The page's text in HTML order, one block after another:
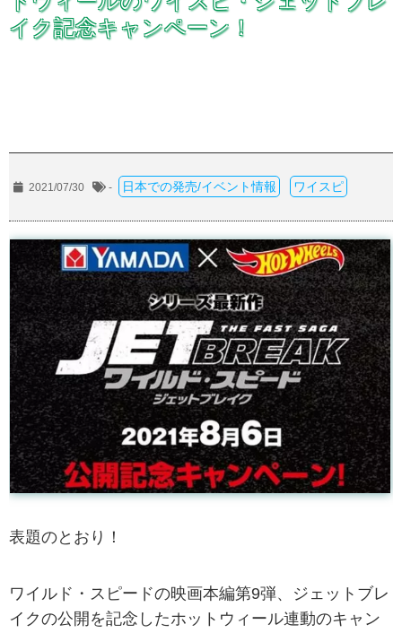
イク記念キャンペーン！
2021/07/30 - 日本での発売/イベント情報 ワイスピ
表題のとおり！
ワイルド・スピードの映画本編第9弾、ジェットブレ
イクの公開を記念したホットウィール連動のキャン